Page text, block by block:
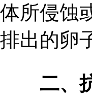
体所侵蚀
排出的卵
二、